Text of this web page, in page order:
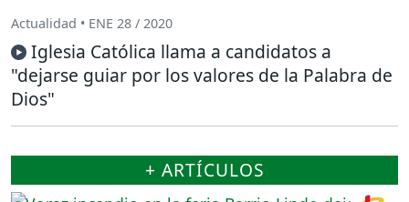
Actualidad • ENE 28 / 2020
Iglesia Católica llama a candidatos a
"dejarse guiar por los valores de la Palabra de
Dios"
+ ARTÍCULOS